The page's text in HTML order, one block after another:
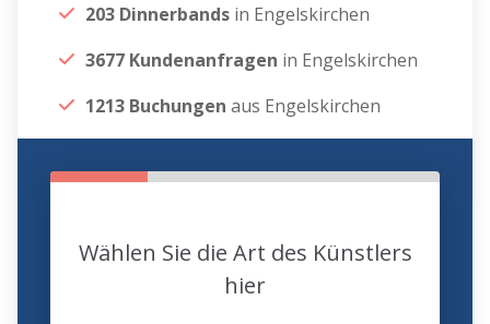
203 Dinnerbands in Engelskirchen
3677 Kundenanfragen in Engelskirchen
1213 Buchungen aus Engelskirchen
Wählen Sie die Art des Künstlers
hier